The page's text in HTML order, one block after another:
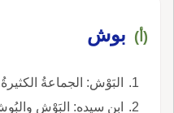
(أ) بوش
البَوْش: الجماعةُ
ابن سيده: البَوْش